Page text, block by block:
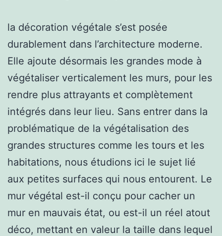
la décoration végétale s’est posée
durablement dans l’architecture moderne.
Elle ajoute désormais les grandes mode à
végétaliser verticalement les murs, pour les
rendre plus attrayants et complètement
intégrés dans leur lieu. Sans entrer dans la
problématique de la végétalisation des
grandes structures comme les tours et les
habitations, nous étudions ici le sujet lié
aux petites surfaces qui nous entourent. Le
mur végétal est-il conçu pour cacher un
mur en mauvais état, ou est-il un réel atout
déco, mettant en valeur la taille dans lequel